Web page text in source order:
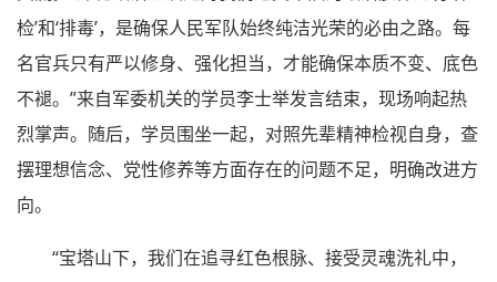
检’和‘排毒’，是确保人民军队始终纯洁光荣的必由之路。每
名官兵只有严以修身、强化担当，才能确保本质不变、底色
不褪。”来自军委机关的学员李士举发言结束，现场响起热
烈掌声。随后，学员围坐一起，对照先辈精神检视自身，查
摆理想信念、党性修养等方面存在的问题不足，明确改进方
向。
“宝塔山下，我们在追寻红色根脉、接受灵魂洗礼中，